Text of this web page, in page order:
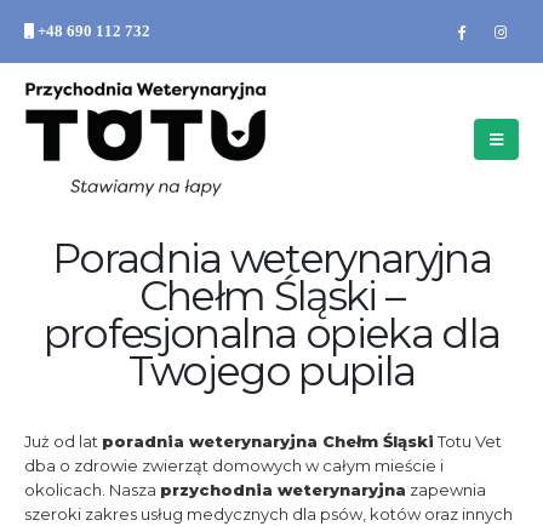
+48 690 112 732
Poradnia weterynaryjna
Chełm Śląski –
profesjonalna opieka dla
Twojego pupila
Już od lat poradnia weterynaryjna Chełm ŚląskiTotu Vet
dba o zdrowie zwierząt domowych w całym mieście i
okolicach. Nasza przychodnia weterynaryjna zapewnia
szeroki zakres usług medycznych dla psów, kotów oraz innych